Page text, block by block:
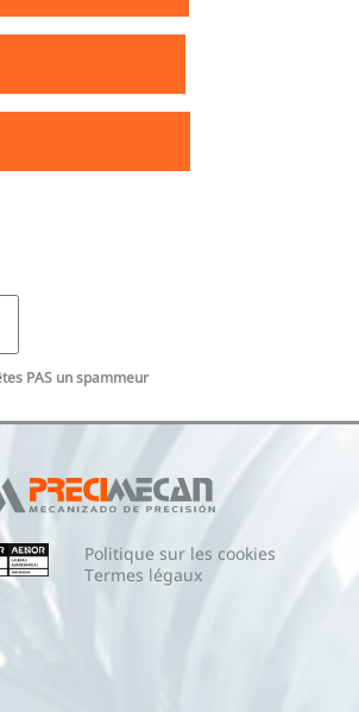
PAS un spammeur
Politique sur les cookies
Termes légaux